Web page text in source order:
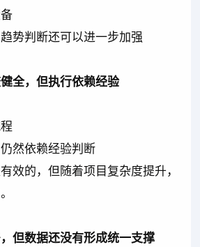
势判断还可以进一步加强
全，但执行依赖经验
然依赖经验判断
效的，但随着项目复杂度提升，
但数据还没有形成统一支撑